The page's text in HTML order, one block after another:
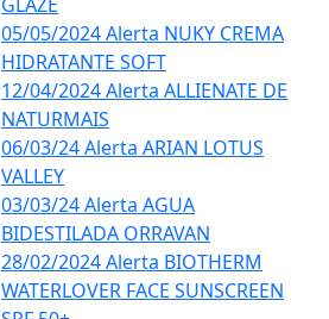
05/05/2024 Alerta NUKY CREMA
HIDRATANTE SOFT
12/04/2024 Alerta ALLIENATE DE
NATURMAIS
06/03/24 Alerta ARIAN LOTUS
VALLEY
03/03/24 Alerta AGUA
BIDESTILADA ORRAVAN
28/02/2024 Alerta BIOTHERM
WATERLOVER FACE SUNSCREEN